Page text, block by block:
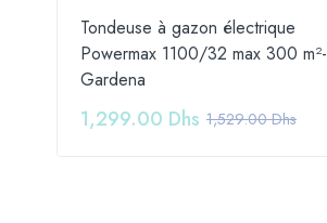
Tondeuse à gazon électrique
Powermax 1100/32 max 300 m²-
Gardena
1,529.00Dhs
1,299.00 Dhs